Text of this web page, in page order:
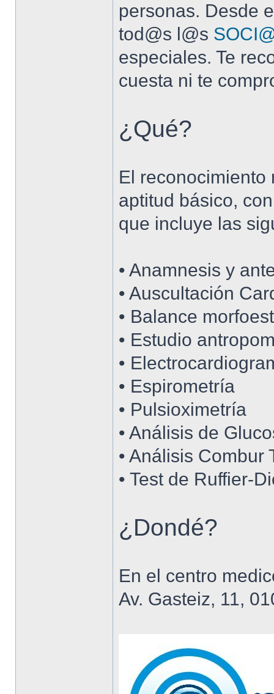
personas. Desde
tod@s l@s
especiales. Te
cuesta ni te
¿Qué?
El reconocimiento
aptitud básico,
que incluye las
• Anamnesis y
• Auscultación
• Balance
• Estudio
•
• Espirometría
• Pulsioximetría
• Análisis de
• Análisis Combur
• Test de Ruffier-
¿Dondé?
En el centro
Av. Gasteiz, 11,